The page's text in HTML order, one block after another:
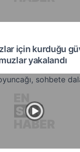
için kurduğu
yakalandı